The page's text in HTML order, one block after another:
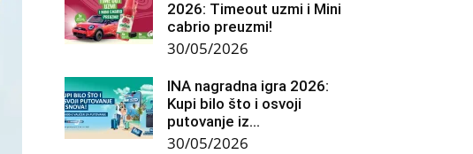
2026: Timeout uzmi i Mini
cabrio preuzmi!
30/05/2026
INA nagradna igra 2026:
Kupi bilo što i osvoji
putovanje iz...
30/05/2026